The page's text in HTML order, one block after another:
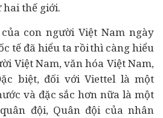
thế giới.
con người Việt Nam ngày
tế đã hiểu ta rồi thì càng hiểu
Việt Nam, văn hóa Việt Nam,
biệt, đối với Viettel là một
và đặc sắc hơn nữa là một
đội, Quân đội của nhân